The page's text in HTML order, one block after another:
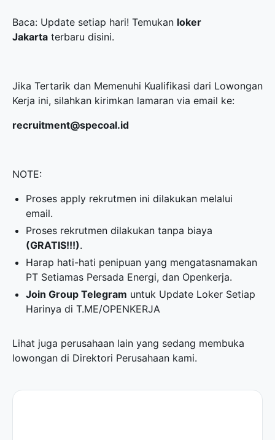
Baca: Update setiap hari! Temukan loker
Jakarta terbaru disini.
Jika Tertarik dan Memenuhi Kualifikasi dari Lowongan
Kerja ini, silahkan kirimkan lamaran via email ke:
recruitment@specoal.id
NOTE:
Proses apply rekrutmen ini dilakukan melalui
email.
Proses rekrutmen dilakukan tanpa biaya
(GRATIS!!!).
Harap hati-hati penipuan yang mengatasnamakan
PT Setiamas Persada Energi, dan Openkerja.
Join Group Telegram untuk Update Loker Setiap
Harinya diT.ME/OPENKERJA
Lihat juga perusahaan lain yang sedang membuka
lowongan di Direktori Perusahaan kami.